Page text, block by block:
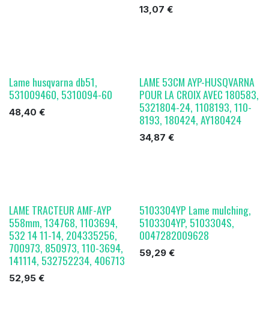
13,07 €
Lame husqvarna db51,
531009460, 5310094-60
48,40 €
LAME 53CM AYP-HUSQVARNA
POUR LA CROIX AVEC 180583,
5321804-24, 1108193, 110-
8193, 180424, AY180424
34,87 €
LAME TRACTEUR AMF-AYP
558mm, 134768, 1103694,
532 14 11-14, 204335256,
700973, 850973, 110-3694,
141114, 532752234, 406713
52,95 €
5103304YP Lame mulching,
5103304YP, 5103304S,
0047282009628
59,29€